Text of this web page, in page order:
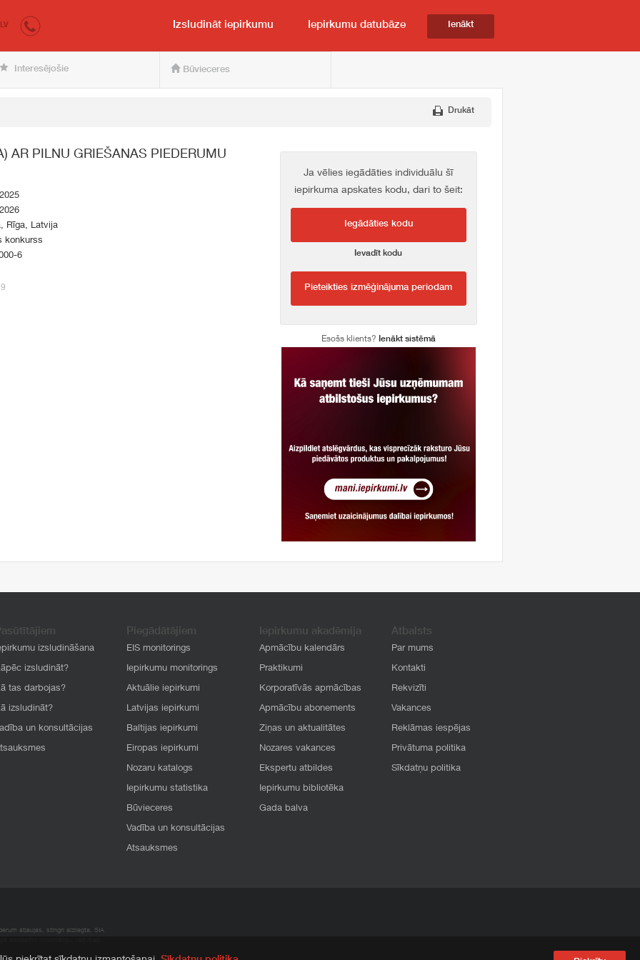
pircējam un pārdevējam
LV Izsludināt iepirkumu Iepirkumu datubāze Ienākt
Interesējošie Būvieceres
Drukāt
AR PILNU GRIEŠANAS PIEDERUMU
Rīga, Latvija
konkurss
6
Ja vēlies iegādāties individuālu šī
iepirkuma apskates kodu, dari to šeit:
Iegādāties kodu
Ievadīt kodu
Pieteikties izmēģinājuma periodam
Esošs klients? Ienākt sistēmā
izsludināšana
izsludināt?
tas darbojas?
izsludināt?
un konsultācijas
Piegādātājiem
EIS monitorings
Iepirkumu monitorings
Aktuālie iepirkumi
Latvijas iepirkumi
Baltijas iepirkumi
Eiropas iepirkumi
Nozaru katalogs
Iepirkumu statistika
Būvieceres
Vadība un konsultācijas
Atsauksmes
Iepirkumu akadēmija
Apmācību kalendārs
Praktikumi
Korporatīvās apmācības
Apmācību abonements
Ziņas un aktualitātes
Nozares vakances
Ekspertu atbildes
Iepirkumu bibliotēka
Gada balva
Atbalsts
Par mums
Kontakti
Rekvizīti
Vakances
Reklāmas iespējas
Privātuma politika
Sīkdatņu politika
atļaujas, stingri aizliegta. SIA